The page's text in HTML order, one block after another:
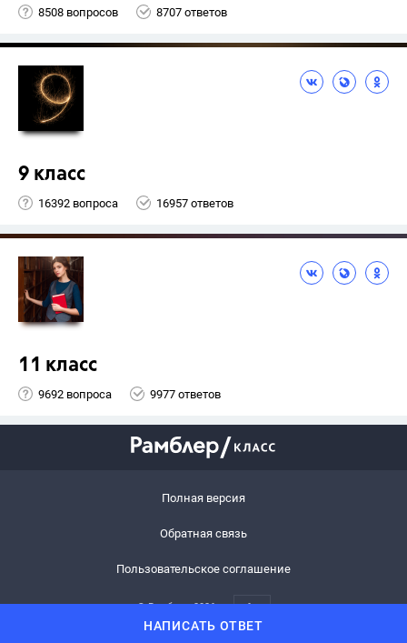
НАПИСАТЬ ОТВЕТ
8508 вопросов 8707 ответов
9 класс
16392 вопроса 16957 ответов
11 класс
9692 вопроса 9977 ответов
Полная версия
Обратная связь
Пользовательское соглашение
© Рамблер,2026 6+